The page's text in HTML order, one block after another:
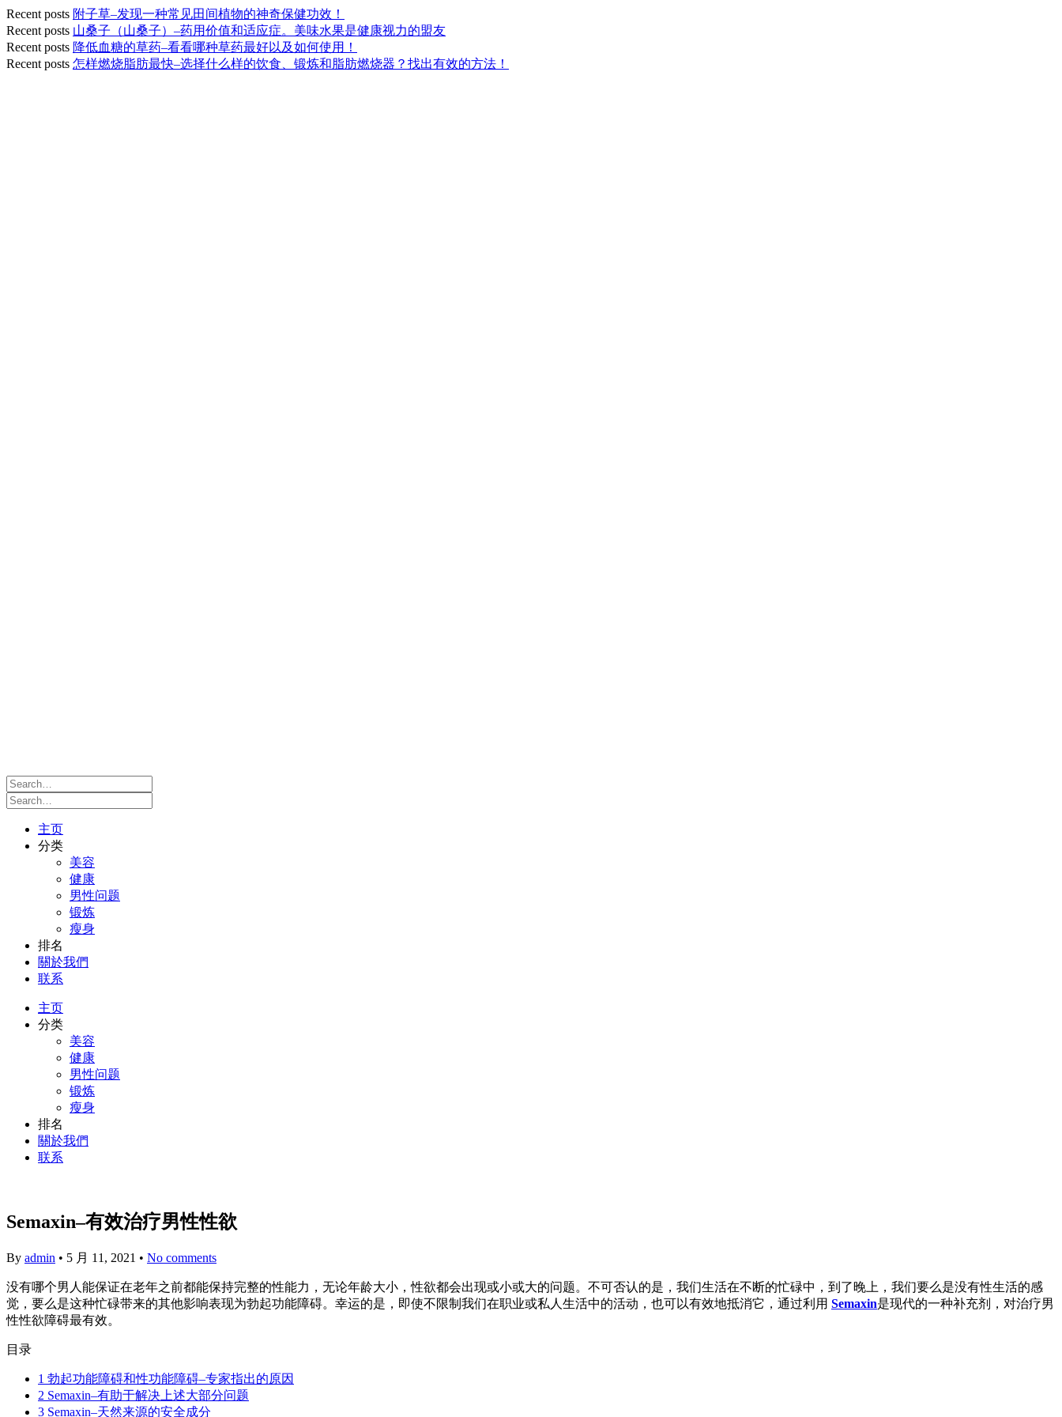
Recent posts 附子草–发现一种常见田间植物的神奇保健功效！
Recent posts 山桑子（山桑子）–药用价值和适应症。美味水果是健康视力的盟友
Recent posts 降低血糖的草药–看看哪种草药最好以及如何使用！
Recent posts 怎样燃烧脂肪最快–选择什么样的饮食、锻炼和脂肪燃烧器？找出有效的方法！
主页
分类
美容
健康
男性问题
锻炼
瘦身
排名
關於我們
联系
主页
分类
美容
健康
男性问题
锻炼
瘦身
排名
關於我們
联系
Semaxin–有效治疗男性性欲
By admin • 5 月 11, 2021 • No comments
没有哪个男人能保证在老年之前都能保持完整的性能力，无论年龄大小，性欲都会出现或小或大的问题。不可否认的是，我们生活在不断的忙碌中，到了晚上，我们要么是没有性生活的感
觉，要么是这种忙碌带来的其他影响表现为勃起功能障碍。幸运的是，即使不限制我们在职业或私人生活中的活动，也可以有效地抵消它，通过利用 Semaxin是现代的一种补充剂，对治疗男
性性欲障碍最有效。
目录
1 勃起功能障碍和性功能障碍–专家指出的原因
2 Semaxin–有助于解决上述大部分问题
3 Semaxin–天然来源的安全成分